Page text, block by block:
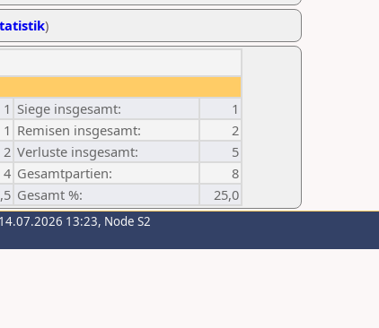
)
1 Siege insgesamt:
1
1 Remisen insgesamt:
2
2 Verluste insgesamt:
5
4 Gesamtpartien:
8
Gesamt %: 25,0
13:23, Node S2